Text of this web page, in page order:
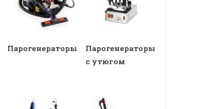
Парогенераторы
Парогенераторы
с утюгом